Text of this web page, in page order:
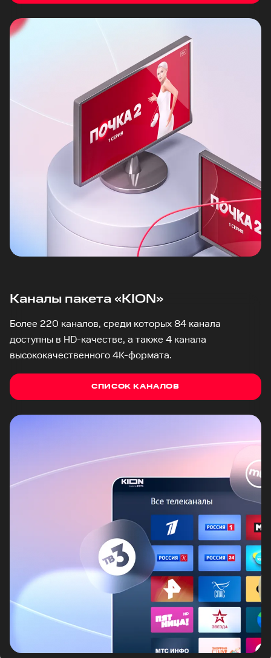
Каналы пакета «KION»
Более 220 каналов, среди которых 84 канала
доступны в HD-качестве, а также 4 канала
высококачественного 4K-формата.
СПИСОК КАНАЛОВ